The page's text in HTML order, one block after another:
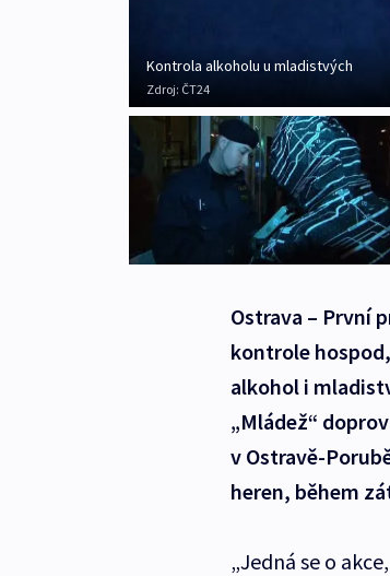
Kontrola alkoholu u mladistvých
Zdroj: ČT24
Ostrava – První
kontrole
alkohol i
„Mládež“
v Ostravě-
heren, během
„Jedná se o